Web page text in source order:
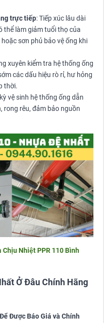
trực tiếp: Tiếp xúc lâu dài
thể làm giảm tuổi thọ của
sơn phủ bảo vệ ống khi
xuyên kiểm tra hệ thống ống
các dấu hiệu rò rỉ, hư hỏng
thời.
vệ sinh hệ thống ống dẫn
rong rêu, đảm bảo nguồn
Chịu Nhiệt PPR 110 Bình
Ở Đâu Chính Hãng
Được Báo Giá và Chính